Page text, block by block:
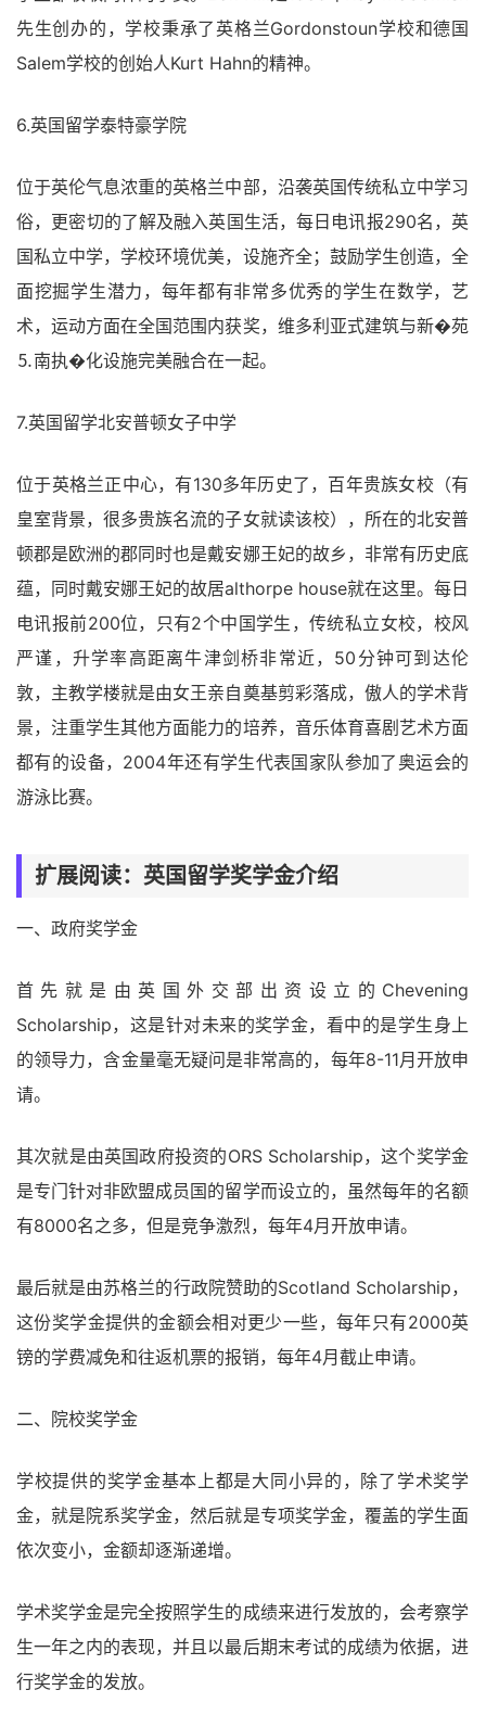
先生创办的，学校秉承了英格兰Gordonstoun学校和德国
Salem学校的创始人Kurt Hahn的精神。
6.英国留学泰特豪学院
位于英伦气息浓重的英格兰中部，沿袭英国传统私立中学习
俗，更密切的了解及融入英国生活，每日电讯报290名，英
国私立中学，学校环境优美，设施齐全；鼓励学生创造，全
面挖掘学生潜力，每年都有非常多优秀的学生在数学，艺
术，运动方面在全国范围内获奖，维多利亚式建筑与新�苑
⒌南执�化设施完美融合在一起。
7.英国留学北安普顿女子中学
位于英格兰正中心，有130多年历史了，百年贵族女校（有
皇室背景，很多贵族名流的子女就读该校），所在的北安普
顿郡是欧洲的郡同时也是戴安娜王妃的故乡，非常有历史底
蕴，同时戴安娜王妃的故居althorpe house就在这里。每日
电讯报前200位，只有2个中国学生，传统私立女校，校风
严谨，升学率高距离牛津剑桥非常近，50分钟可到达伦
敦，主教学楼就是由女王亲自奠基剪彩落成，傲人的学术背
景，注重学生其他方面能力的培养，音乐体育喜剧艺术方面
都有的设备，2004年还有学生代表国家队参加了奥运会的
游泳比赛。
扩展阅读：英国留学奖学金介绍
一、政府奖学金
首先就是由英国外交部出资设立的Chevening
Scholarship，这是针对未来的奖学金，看中的是学生身上
的领导力，含金量毫无疑问是非常高的，每年8-11月开放申
请。
其次就是由英国政府投资的ORS Scholarship，这个奖学金
是专门针对非欧盟成员国的留学而设立的，虽然每年的名额
有8000名之多，但是竞争激烈，每年4月开放申请。
最后就是由苏格兰的行政院赞助的Scotland Scholarship，
这份奖学金提供的金额会相对更少一些，每年只有2000英
镑的学费减免和往返机票的报销，每年4月截止申请。
二、院校奖学金
学校提供的奖学金基本上都是大同小异的，除了学术奖学
金，就是院系奖学金，然后就是专项奖学金，覆盖的学生面
依次变小，金额却逐渐递增。
学术奖学金是完全按照学生的成绩来进行发放的，会考察学
生一年之内的表现，并且以最后期末考试的成绩为依据，进
行奖学金的发放。